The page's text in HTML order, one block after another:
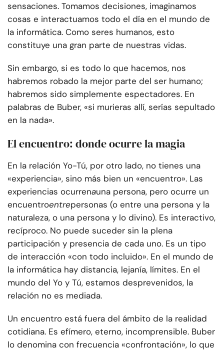
sensaciones. Tomamos decisiones, imaginamos
cosas e interactuamos todo el día en el mundo de
la informática. Como seres humanos, esto
constituye una gran parte de nuestras vidas.
Sin embargo, si es todo lo que hacemos, nos
habremos robado la mejor parte del ser humano;
habremos sido simplemente espectadores. En
palabras de Buber, «si murieras allí, serías sepultado
en la nada».
El encuentro: donde ocurre la magia
En la relación Yo-Tú, por otro lado, no tienes una
«experiencia», sino más bien un «encuentro». Las
experiencias ocurrenauna persona, pero ocurre un
encuentroentrepersonas (o entre una persona y la
naturaleza, o una persona y lo divino). Es interactivo,
recíproco. No puede suceder sin la plena
participación y presencia de cada uno. Es un tipo
de interacción «con todo incluido». En el mundo de
la informática hay distancia, lejanía, límites. En el
mundo del Yo y Tú, estamos desprevenidos, la
relación no es mediada.
Un encuentro está fuera del ámbito de la realidad
cotidiana. Es efímero, eterno, incomprensible. Buber
lo denomina con frecuencia «confrontación», lo que